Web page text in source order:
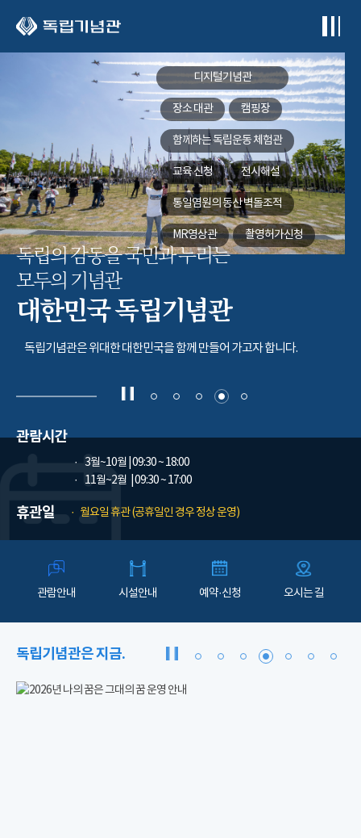
디지털기념관
장소 대관 캠핑장
함께하는독립운동 체험관
교육 신청 전시해설
통일염원의 동산벽돌조적
MR영상관 촬영허가신청
독립의 감동을 국민과 누리는
모두의 기념관
대한민국 독립기념관
독립기념관은 위대한 대한민국을 함께 만들어 가고자 합니다.
관람시간
3월~10월 | 09:30 ~ 18:00
11월~2월
| 09:30 ~ 17:00
휴관일 월요일 휴관 (공휴일인 경우 정상 운영)
관람안내 시설안내 예약·신청 오시는 길
독립기념관은 지금.